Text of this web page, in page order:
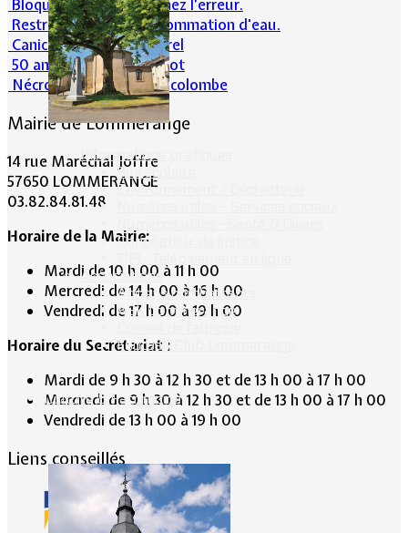
Informations pratiques
Bus scolaire
Environnement / Déchetterie
Conciliateur de justice
Associations
Anciens combattants
ASK Lommerange
Football Club Lommerange
Culture & Patrimoine
Bloqué en forêt. Cherchez l’erreur.
Restrictions sur la consommation d'eau.
Canicule et milieu naturel
50 ans d’histoires de foot
Nécrologie : Norbert Lacolombe
Mairie de Lommerange
14 rue Maréchal Joffre
57650 LOMMERANGE
03.82.84.81.48
Horaire de la Mairie:
Mardi de 10 h 00 à 11 h 00
Mercredi de 14 h 00 à 16 h 00
Vendredi de 17 h 00 à 19 h 00
Horaire du Secrétariat :
Mardi de 9 h 30 à 12 h 30 et de 13 h 00 à 17 h 00
Mercredi de 9 h 30 à 12 h 30 et de 13 h 00 à 17 h 00
Vendredi de 13 h 00 à 19 h 00
Liens conseillés